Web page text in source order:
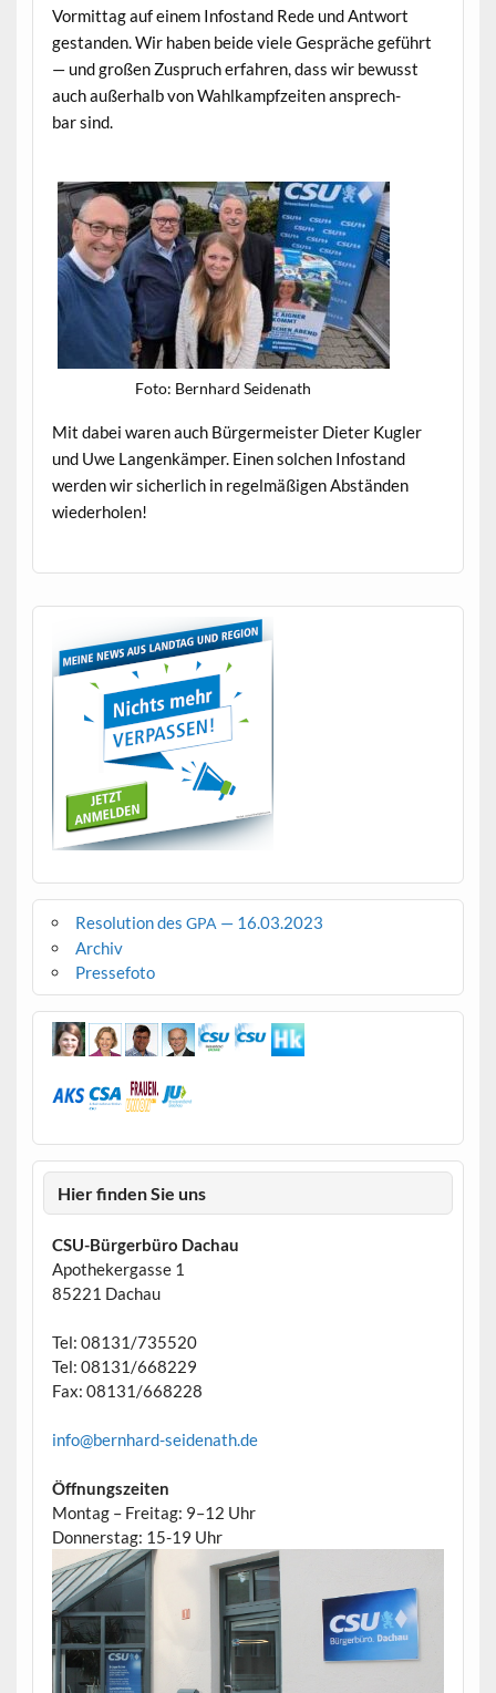
Vor­mit­tag auf einem Info­s­tand Rede und Antwort
ges­tanden. Wir haben bei­de viele Gespräche geführt
— und großen Zus­pruch erfahren, dass wir bewusst
auch außer­halb von Wahlkampfzeit­en ansprech­
bar sind.
Foto: Bern­hard Seidenath
Mit dabei waren auch Bürg­er­meis­ter Dieter Kugler
und Uwe Lan­genkäm­per. Einen solchen Info­s­tand
wer­den wir sicher­lich in regelmäßi­gen Abstän­den
wiederholen!
Resolution des GPA — 16.03.2023
Archiv
Pressefoto
Hier finden Sie uns
CSU-Bürgerbüro Dachau
Apothekergasse 1
85221 Dachau
Tel: 08131/735520
Tel: 08131/668229
Fax: 08131/668228
info@bernhard-seidenath.de
Öffnungszeiten
Montag – Freitag: 9–12 Uhr
Donnerstag: 15-19 Uhr